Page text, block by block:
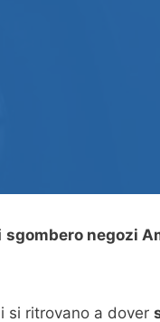
sgombero negozi
si ritrovano a dover